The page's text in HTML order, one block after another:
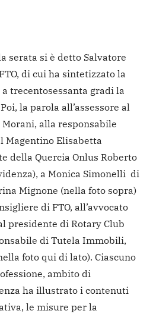
serata si è detto Salvatore
di cui ha sintetizzato la
trecentosessanta gradi la
la parola all’assessore al
alla responsabile
Magentino Elisabetta
della Quercia Onlus Roberto
a Monica Simonelli di
Mignone (nella foto sopra)
di FTO, all’avvocato
presidente di Rotary Club
di Tutela Immobili,
foto qui di lato). Ciascuno
ambito di
ha illustrato i contenuti
le misure per la